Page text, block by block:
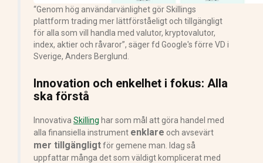
“Genom hög användarvänlighet gör Skillings
plattform trading mer lättförståeligt och tillgängligt
för alla som vill handla med valutor, kryptovalutor,
index, aktier och råvaror”, säger fd Google's förre VD i
Sverige, Anders Berglund.
Innovation och enkelhet i fokus: Alla
ska förstå
Innovativa Skilling har som mål att göra handel med
alla finansiella instrument enklare och avsevärt
mer tillgängligtför gemene man. Idag så
uppfattar många det som väldigt komplicerat med